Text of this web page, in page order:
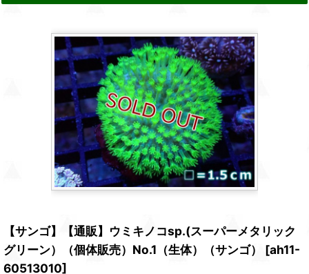
【サンゴ】【通販】ウミキノコsp.(スーパーメタリック
グリーン）（個体販売）No.1（生体）（サンゴ）
[ah11-
60513010]